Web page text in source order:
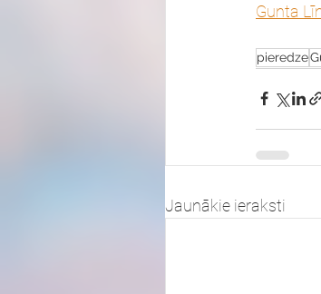
Gunta
pieredze
Jaunākie ieraksti